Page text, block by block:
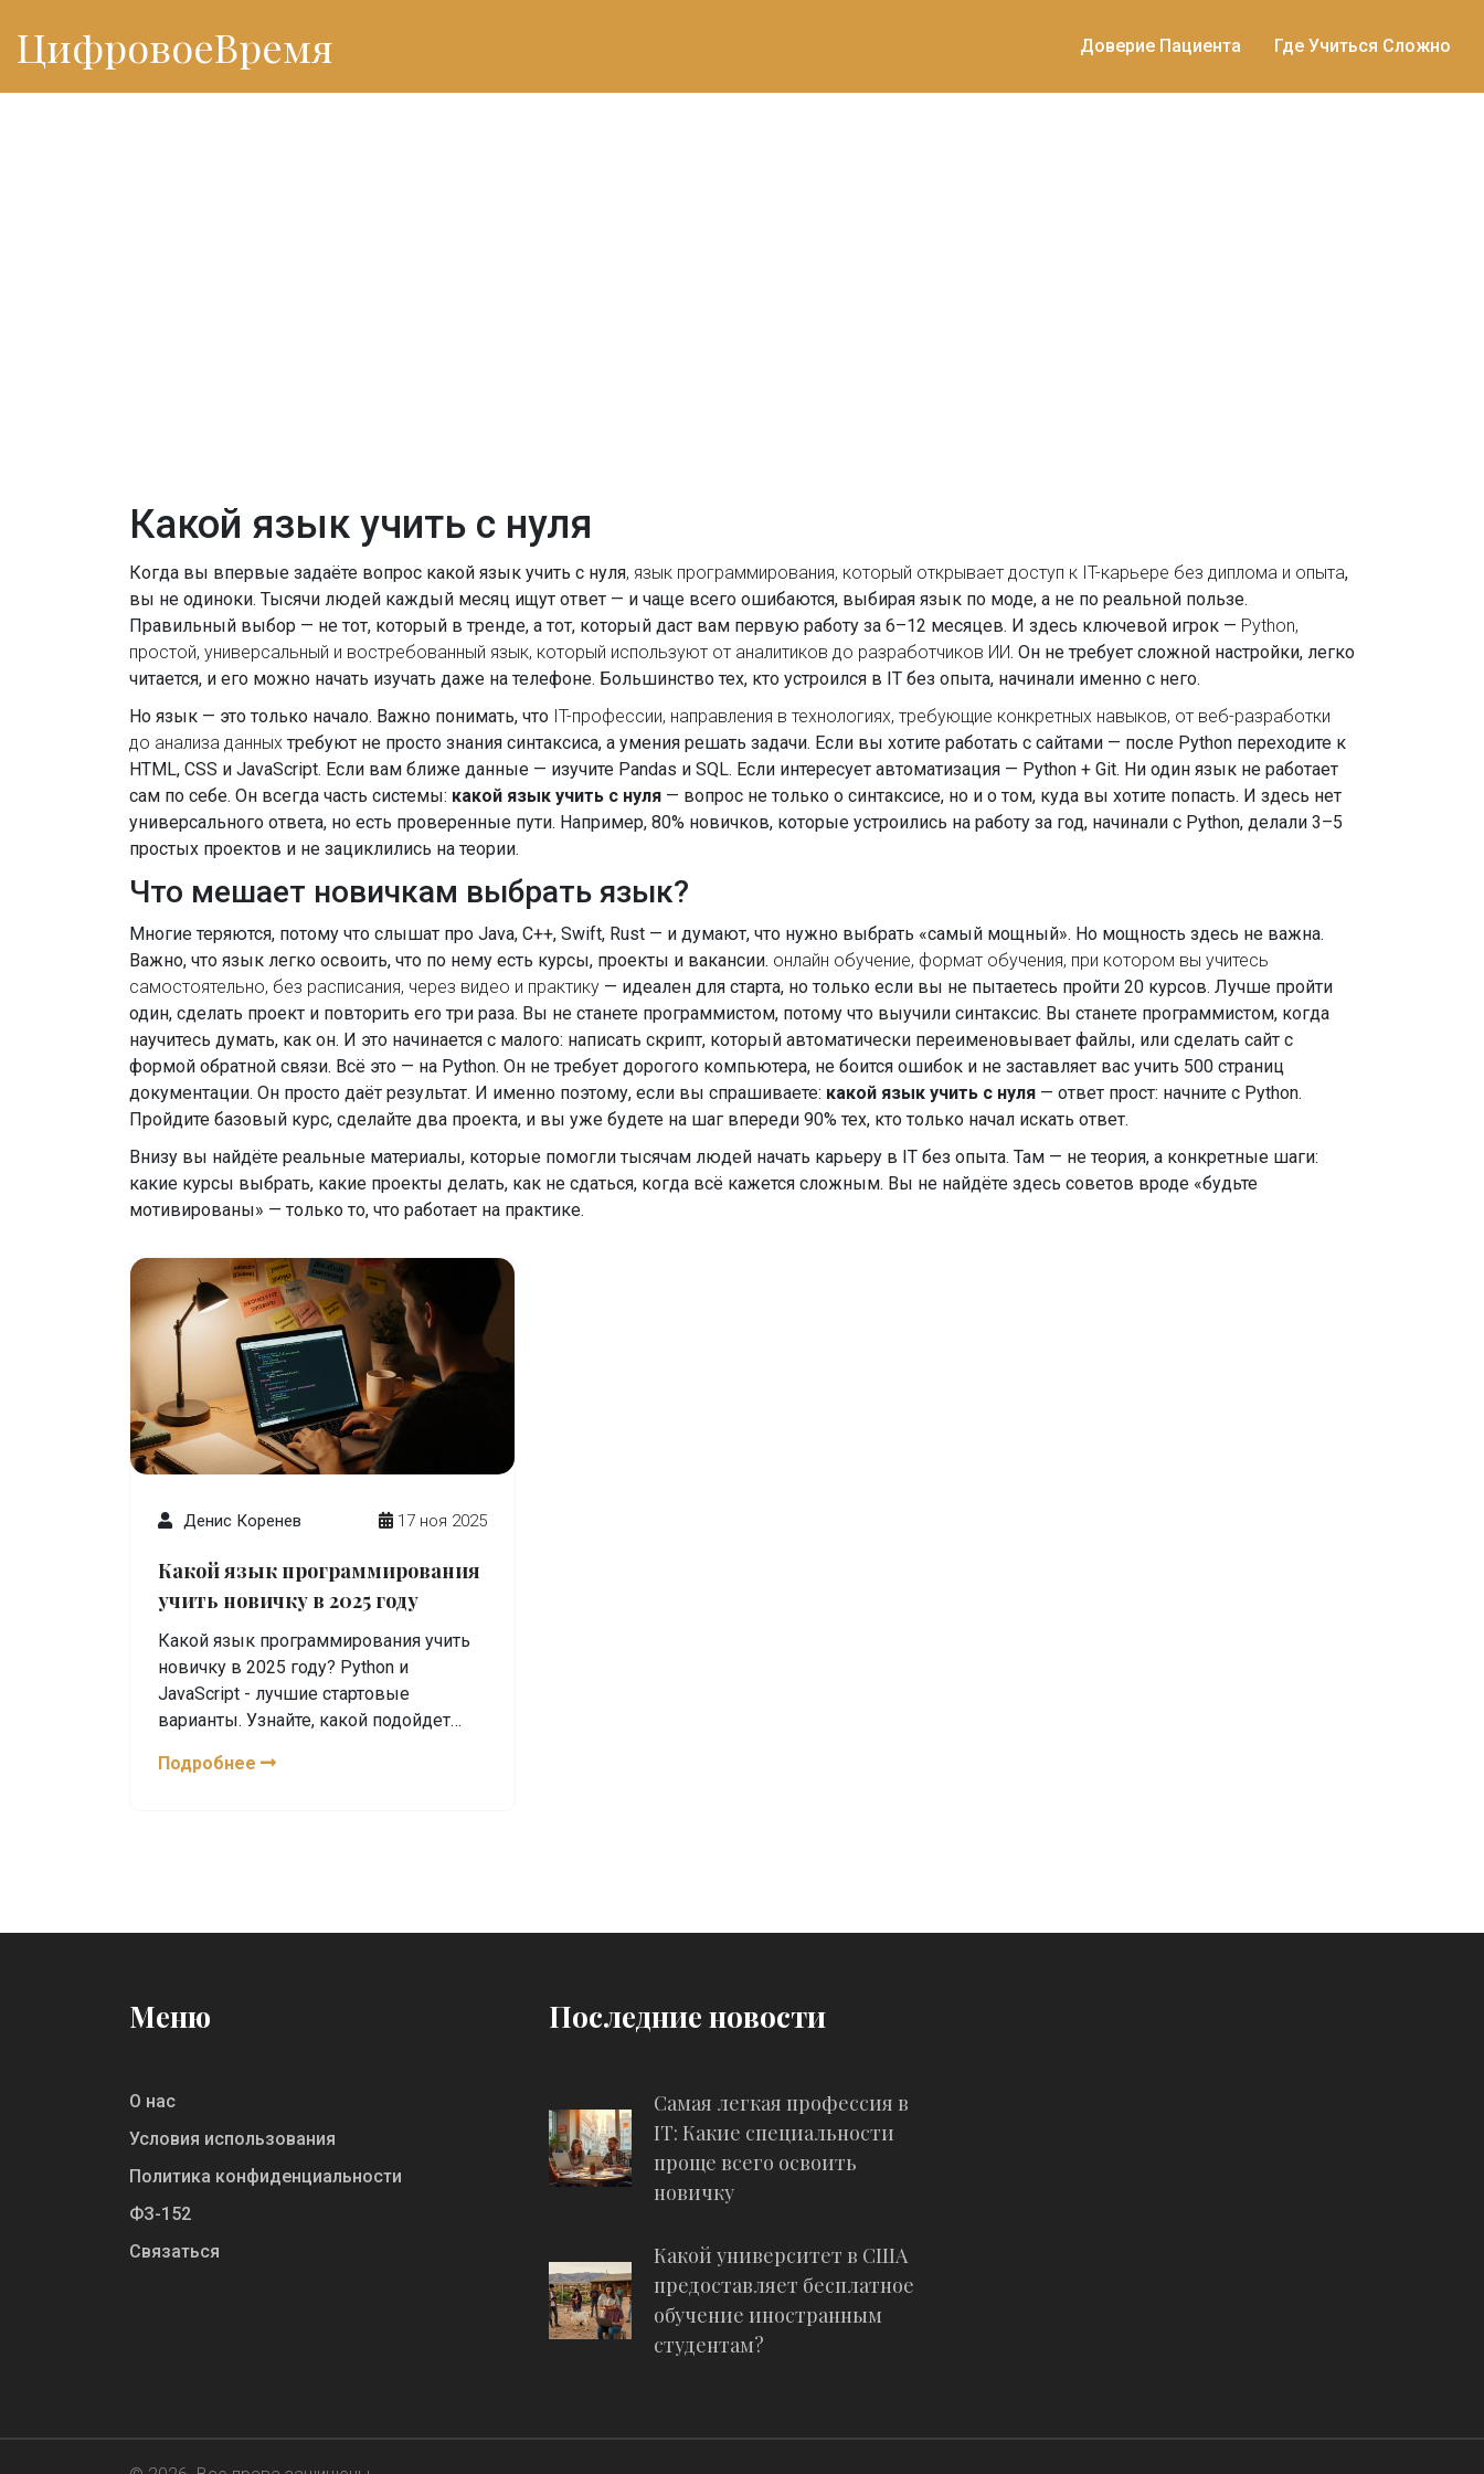
ЦифровоеВремя Доверие Пациента Где Учиться Сложно
Какой язык учить с нуля
Когда вы впервые задаёте вопрос какой язык учить с нуля, язык программирования, который открывает доступ к IT-карьере без диплома и опыта,
вы не одиноки. Тысячи людей каждый месяц ищут ответ — и чаще всего ошибаются, выбирая язык по моде, а не по реальной пользе.
Правильный выбор — не тот, который в тренде, а тот, который даст вам первую работу за 6–12 месяцев. И здесь ключевой игрок — Python,
простой, универсальный и востребованный язык, который используют от аналитиков до разработчиков ИИ. Он не требует сложной настройки, легко
читается, и его можно начать изучать даже на телефоне. Большинство тех, кто устроился в IT без опыта, начинали именно с него.
Но язык — это только начало. Важно понимать, что IT-профессии, направления в технологиях, требующие конкретных навыков, от веб-разработки
до анализа данных требуют не просто знания синтаксиса, а умения решать задачи. Если вы хотите работать с сайтами — после Python переходите к
HTML, CSS и JavaScript. Если вам ближе данные — изучите Pandas и SQL. Если интересует автоматизация — Python + Git. Ни один язык не работает
сам по себе. Он всегда часть системы: какой язык учить с нуля — вопрос не только о синтаксисе, но и о том, куда вы хотите попасть. И здесь нет
универсального ответа, но есть проверенные пути. Например, 80% новичков, которые устроились на работу за год, начинали с Python, делали 3–5
простых проектов и не зациклились на теории.
Что мешает новичкам выбрать язык?
Многие теряются, потому что слышат про Java, C++, Swift, Rust — и думают, что нужно выбрать «самый мощный». Но мощность здесь не важна.
Важно, что язык легко освоить, что по нему есть курсы, проекты и вакансии. онлайн обучение, формат обучения, при котором вы учитесь
самостоятельно, без расписания, через видео и практику — идеален для старта, но только если вы не пытаетесь пройти 20 курсов. Лучше пройти
один, сделать проект и повторить его три раза. Вы не станете программистом, потому что выучили синтаксис. Вы станете программистом, когда
научитесь думать, как он. И это начинается с малого: написать скрипт, который автоматически переименовывает файлы, или сделать сайт с
формой обратной связи. Всё это — на Python. Он не требует дорогого компьютера, не боится ошибок и не заставляет вас учить 500 страниц
документации. Он просто даёт результат. И именно поэтому, если вы спрашиваете: какой язык учить с нуля — ответ прост: начните с Python.
Пройдите базовый курс, сделайте два проекта, и вы уже будете на шаг впереди 90% тех, кто только начал искать ответ.
Внизу вы найдёте реальные материалы, которые помогли тысячам людей начать карьеру в IT без опыта. Там — не теория, а конкретные шаги:
какие курсы выбрать, какие проекты делать, как не сдаться, когда всё кажется сложным. Вы не найдёте здесь советов вроде «будьте
мотивированы» — только то, что работает на практике.
Денис Коренев 17 ноя 2025
Какой язык программирования
учить новичку в 2025 году
Какой язык программирования учить
новичку в 2025 году? Python и
JavaScript - лучшие стартовые
варианты. Узнайте, какой подойдет
дальше, чтобы стать junior-
Подробнее
Меню
О нас
Условия использования
Политика конфиденциальности
ФЗ-152
Связаться
Последние новости
Самая легкая профессия в
IT: Какие специальности
проще всего освоить
новичку
Какой университет в США
предоставляет бесплатное
обучение иностранным
студентам?